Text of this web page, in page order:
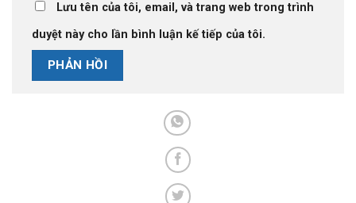
Lưu tên của tôi, email, và trang web trong trình
duyệt này cho lần bình luận kế tiếp của tôi.